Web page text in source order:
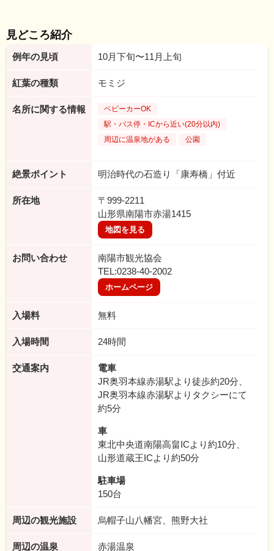
見どころ紹介
例年の見頃 10月下旬〜11月上旬
紅葉の種類 モミジ
名所に関する情報
ベビーカーOK
駅・バス停・ICから近い(20分以内)
周辺に温泉地がある
公園
絶景ポイント 明治時代の石造り「康寿橋」付近
所在地
〒999-2211
山形県南陽市赤湯1415
地図を見る
お問い合わせ
南陽市観光協会
TEL:0238-40-2002
ホームページ
入場料 無料
入場時間 24時間
交通案内
電車
JR奥羽本線赤湯駅より徒歩約20分、
JR奥羽本線赤湯駅よりタクシーにて
約5分
車
東北中央道南陽高畠ICより約10分、
山形道蔵王ICより約50分
駐車場
150台
周辺の観光施設 烏帽子山八幡宮、熊野大社
周辺の温泉 赤湯温泉